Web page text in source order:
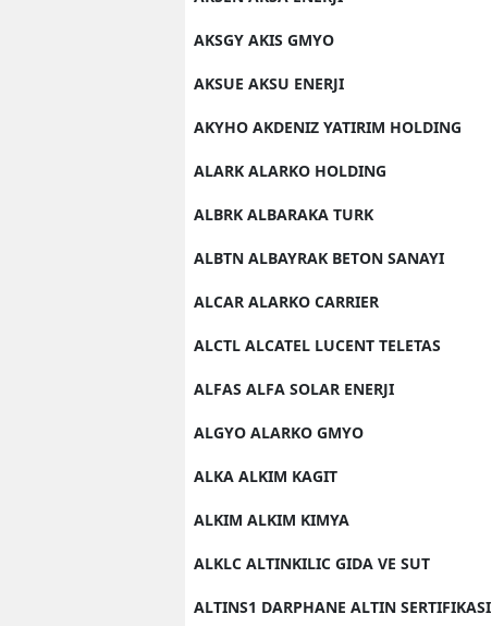
AKSGY AKIS GMYO
AKSUE AKSU ENERJI
AKYHO AKDENIZ YATIRIM HOLDING
ALARK ALARKO HOLDING
ALBRK ALBARAKA TURK
ALBTN ALBAYRAK BETON SANAYI
ALCAR ALARKO CARRIER
ALCTL ALCATEL LUCENT TELETAS
ALFAS ALFA SOLAR ENERJI
ALGYO ALARKO GMYO
ALKA ALKIM KAGIT
ALKIM ALKIM KIMYA
ALKLC ALTINKILIC GIDA VE SUT
ALTINS1 DARPHANE ALTIN SERTIFIKASI